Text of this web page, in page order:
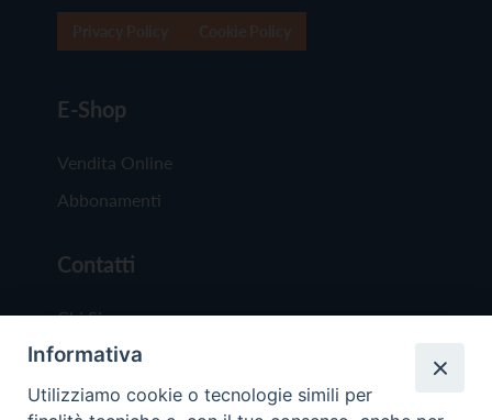
E-Shop
Vendita Online
Abbonamenti
Contatti
Chi Siamo
Redazione
Scrivici
Informativa
Utilizziamo cookie o tecnologie simili per